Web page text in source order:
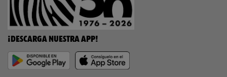
¡DESCARGA NUESTRA APP!